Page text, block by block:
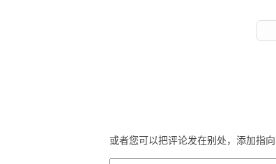
或者您可以把评论发在别处，添加指